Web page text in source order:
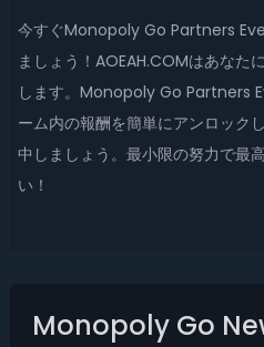
今すぐMonopoly Go Partners
ましょう！AOEAH.COMはあなた
します。Monopoly Go Partners
ーム内の報酬を簡単にアンロック
中しましょう。最小限の努力で最
い！
Monopoly Go